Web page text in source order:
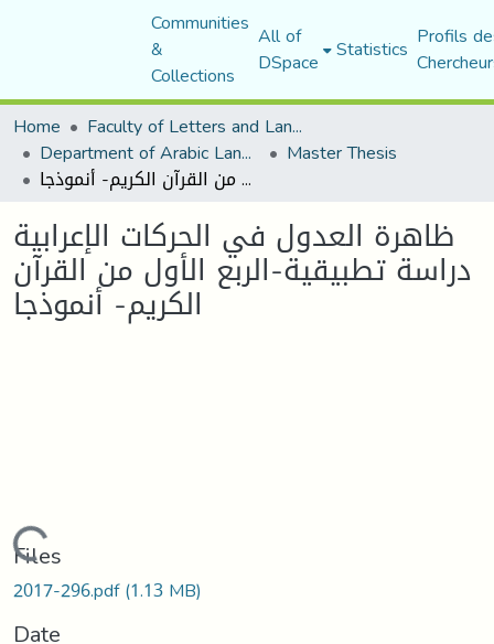
Communities
&
Collections
All of
DSpace Statistics Profils
Home
Faculty of Letters and Languages
Department of Arabic Language and Literature Master Thesis
ظاهرة العدول في الحركات الإعرابية دراسة تطبيقية-الربع الأول من القرآن الكريم- أنموذجا
ظاهرة العدول في الحركات الإعرابية
دراسة تطبيقية-الربع الأول من القرآن
الكريم- أنموذجا
Loading...
Files
2017-296.pdf(1.13 MB)
Date